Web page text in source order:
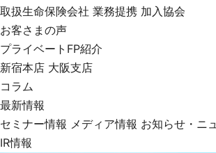
取扱生命保険会社 業務提携 加入協会
お客さまの声
プライベートFP紹介
新宿本店 大阪支店
コラム
最新情報
セミナー情報 メディア情報 お知らせ・ニ
IR情報